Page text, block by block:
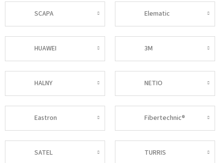
SCAPA Elematic
HUAWEI 3M
HALNY NETIO
Eastron Fibertechnic®
SATEL TURRIS